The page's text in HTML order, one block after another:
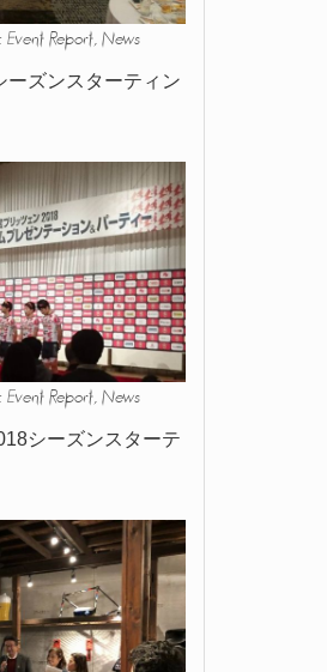
Event Report News
ーズンスターティン
Event Report, News
シーズンスターテ